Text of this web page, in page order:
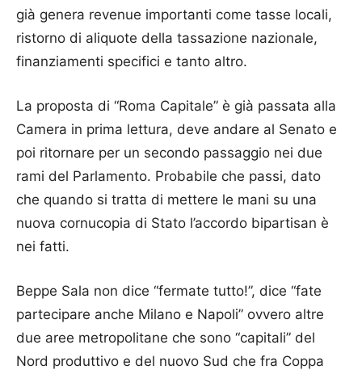
già genera revenue importanti come tasse locali,
ristorno di aliquote della tassazione nazionale,
finanziamenti specifici e tanto altro.
La proposta di “Roma Capitale” è già passata alla
Camera in prima lettura, deve andare al Senato e
poi ritornare per un secondo passaggio nei due
rami del Parlamento. Probabile che passi, dato
che quando si tratta di mettere le mani su una
nuova cornucopia di Stato l’accordo bipartisan è
nei fatti.
Beppe Sala non dice “fermate tutto!”, dice “fate
partecipare anche Milano e Napoli” ovvero altre
due aree metropolitane che sono “capitali” del
Nord produttivo e del nuovo Sud che fra Coppa